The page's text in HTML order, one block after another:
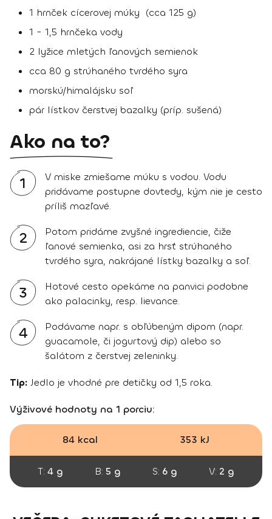
1 hrnček cícerovej múky (cca 125 g)
1 - 1,5 hrnčeka vody
2 lyžice mletých ľanových semienok
cca 80 g strúhaného tvrdého syra
morskú/himalájsku soľ
pár lístkov čerstvej bazalky (príp. sušená)
Ako na to?
1
V miske zmiešame múku s vodou. Vodu
pridávame postupne dovtedy, kým nie je cesto
príliš mazľavé.
2
Potom pridáme zvyšné ingrediencie, čiže
ľanové semienka, asi za hrsť strúhaného
tvrdého syra, nakrájané lístky bazalky a soľ.
3
Hotové cesto opekáme na panvici podobne
ako palacinky, resp. lievance.
4
Podávame napr. s obľúbeným dipom (napr.
guacamole, či jogurtový dip) alebo so
šalátom z čerstvej zeleninky.
Tip: Jedlo je vhodné pre detičky od 1,5 roka.
Výživové hodnoty na 1 porciu:
84 kcal 353 kJ
T: 4 g B: 5 g S: 6 g V: 2 g